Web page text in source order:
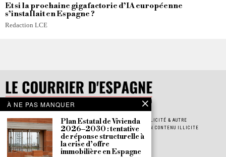
Et si la prochaine gigafactorie d’IA européenne
s’installait en Espagne ?
Redaction LCE
POLITIQUE DE CONFIDENTIALITÉ POLITIQUE DE COOKIES
PUBLICITÉ & AUTRE
JOB & STAGE
INSCRIPTION À LA NEWSLETTER
SIGNALER UN CONTENU ILLICITE
À PROPOS
PRESS ROOM
À NE PAS MANQUER
Plan Estatal de Vivienda
2026–2030 : tentative
de réponse structurelle à
la crise d’offre
immobilière en Espagne